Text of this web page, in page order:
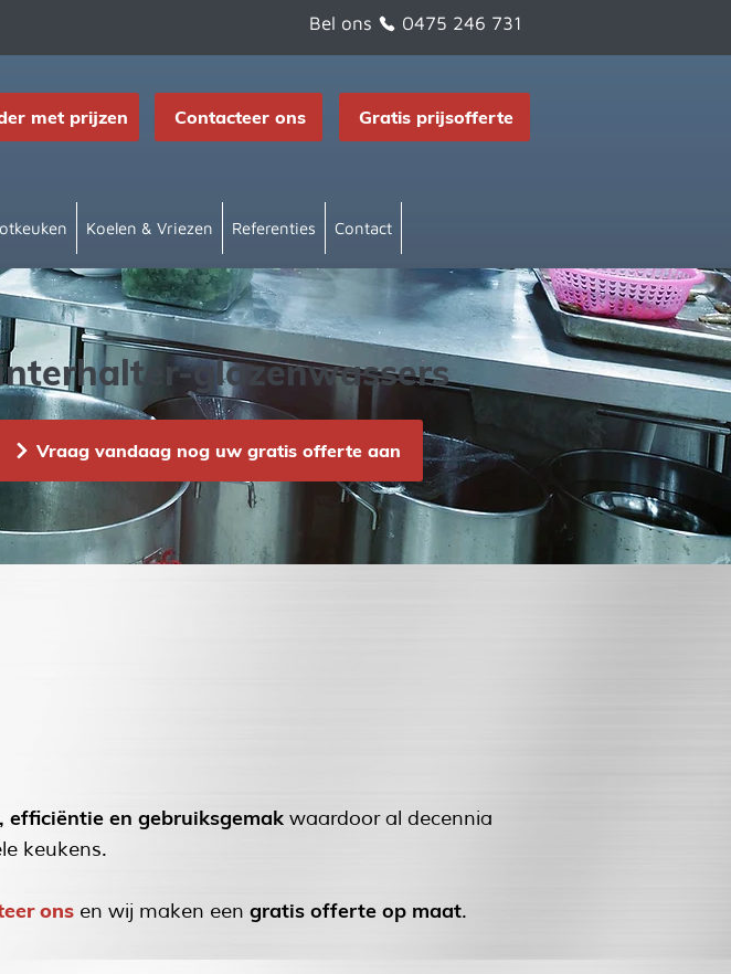
Bel ons 0475 246 731
met prijzen Contacteer ons Gratis prijsofferte
Koelen & Vriezen Referenties Contact
glazenwassers
Vraag vandaag nog uw gratis offerte aan
efficiëntie en gebruiksgemak waardoor al decennia
keukens.
ons en wij maken een gratis offerte op maat.